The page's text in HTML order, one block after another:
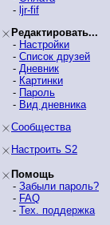
- ljr-fif
Редактировать...
- Настройки
- Список друзей
- Дневник
- Картинки
- Пароль
- Вид дневника
Сообщества
Настроить S2
Помощь
- Забыли пароль?
- FAQ
- Тех. поддержка